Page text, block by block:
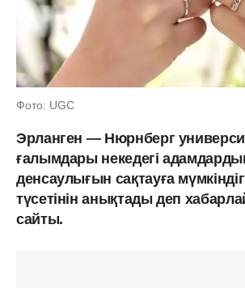
Фото: UGC
Эрланген — Нюрнберг
ғалымдары некедегі
денсаулығын сақтауға
түсетінін анықтады деп
сайты.